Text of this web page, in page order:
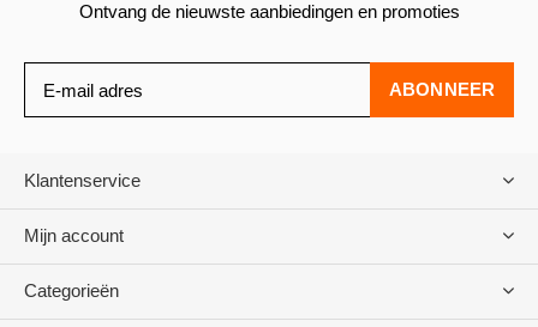
Ontvang de nieuwste aanbiedingen en promoties
ABONNEER
Klantenservice
Mijn account
Categorieën